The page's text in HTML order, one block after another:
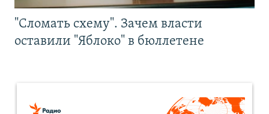
"Сломать схему". Зачем власти
оставили "Яблоко" в бюллетене